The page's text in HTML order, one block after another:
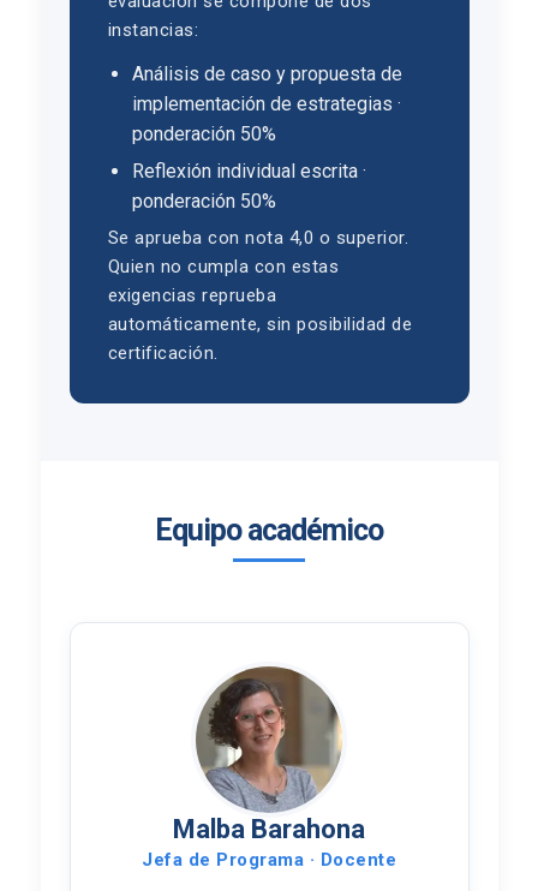
instancias:
Análisis de caso y propuesta de
implementación de estrategias ·
ponderación 50%
Reflexión individual escrita ·
ponderación 50%
Se aprueba con nota 4,0 o superior.
Quien no cumpla con estas
exigencias reprueba
automáticamente, sin posibilidad de
certificación.
Equipo académico
Malba Barahona
Jefa de Programa · Docente